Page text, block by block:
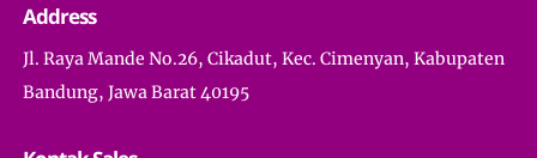
Address
Jl. Raya Mande No.26, Cikadut, Kec. Cimenyan, Kabupaten
Bandung, Jawa Barat 40195